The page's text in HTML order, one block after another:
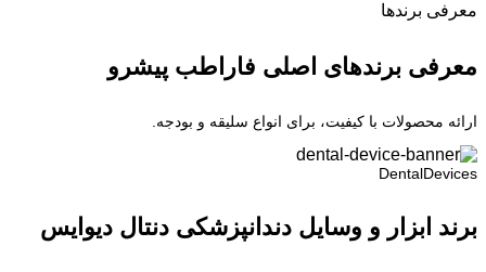
معرفی برند‌ها
معرفی برندهای اصلی فاراطب پیشرو
ارائه محصولات با کیفیت، برای انواع سلیقه و بودجه.
DentalDevices
برند ابزار و وسایل دندانپزشکی دنتال دیوایس